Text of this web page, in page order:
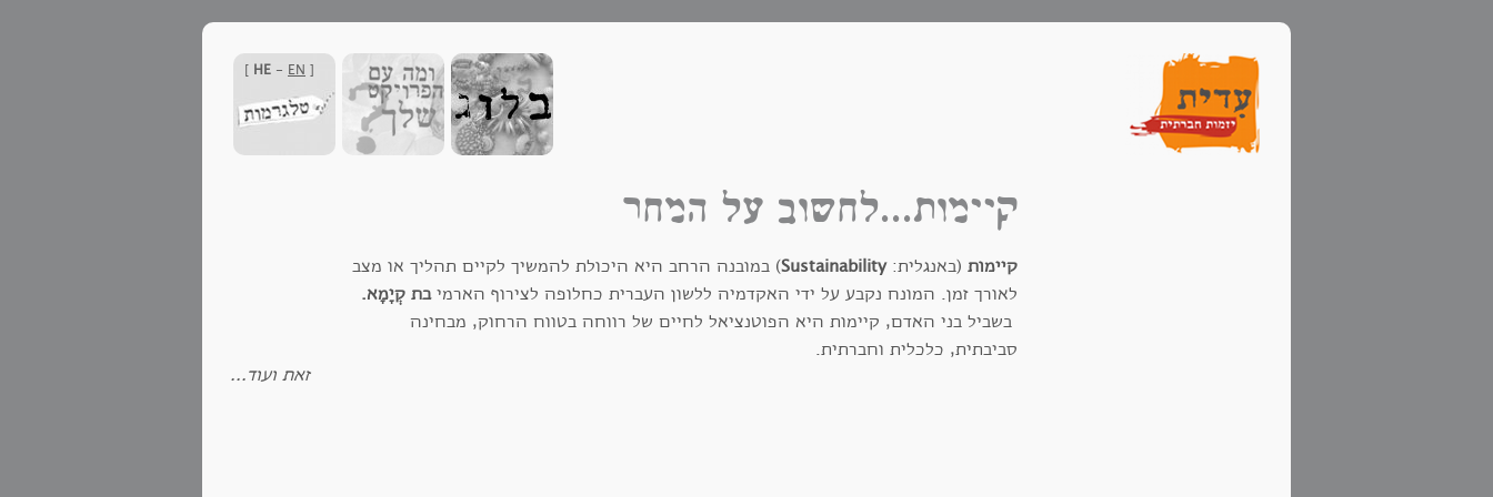
[
HE - EN
]
קיימות...לחשוב על המחר
קיימות (באנגלית:Sustainability) במובנה הרחב היא היכולת להמשיך לקיים תהליך או מצב
לאורך זמן. המונח נקבע על ידי האקדמיה ללשון העברית כחלופה לצירוף הארמיבת קְיָמָא.
בשביל בני האדם, קיימות היא הפוטנציאל לחיים של רווחה בטווח הרחוק, מבחינה
סביבתית, כלכלית וחברתית.
זאת ועוד...